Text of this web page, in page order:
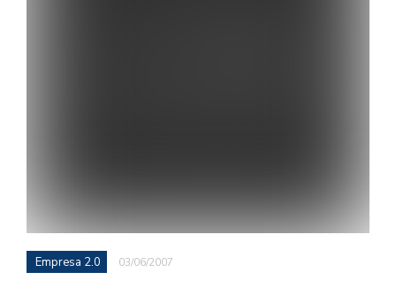
Empresa 2.0 03/06/2007